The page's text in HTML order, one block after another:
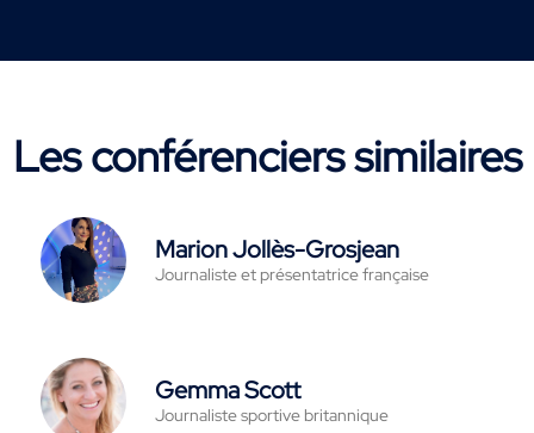
Les conférenciers similaires
Marion Jollès-Grosjean
Journaliste et présentatrice française
Gemma Scott
Journaliste sportive britannique